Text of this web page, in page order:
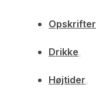
Opskrifter
Drikke
Højtider